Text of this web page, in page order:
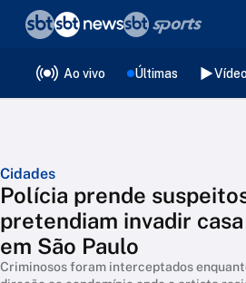
Ao vivo Últimas
Cidades
Polícia prende
pretendiam invadir
em São Paulo
Criminosos foram interceptados
❮voltar
Editorias